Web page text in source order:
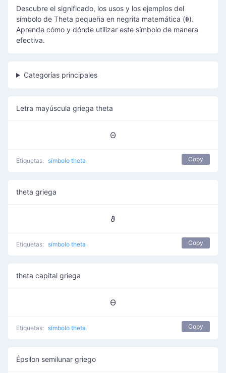
Descubre el significado, los usos y los ejemplos del
símbolo de Theta pequeña en negrita matemática (𝛉).
Aprende cómo y dónde utilizar este símbolo de manera
efectiva.
Categorías principales
Letra mayúscula griega theta
Θ
Etiquetas: símbolo theta Copy
theta griega
ϑ
Etiquetas: símbolo theta Copy
theta capital griega
ϴ
Etiquetas: símbolo theta Copy
Épsilon semilunar griego